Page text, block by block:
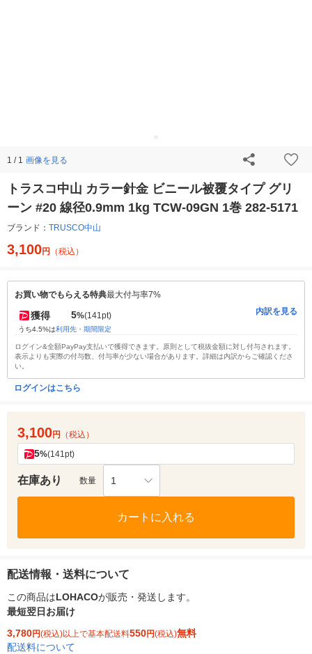
1 / 1 画像を見る
トラスコ中山 カラー針金 ビニール被覆タイプ グリ
ーン #20 線径0.9mm 1kg TCW-09GN 1巻 282-5171
ブランド： TRUSCO中山
3,100円 （税込）
お買い物でもらえる特典最大付与率7%
獲得 5%(141pt)
うち4.5%は利用先・期間限定
内訳を見る
ログイン&全額PayPay支払いで獲得できます。原則として税抜金額に対し付与されます。
表示よりも実際の付与数、付与率が少ない場合があります。詳細は内訳からご確認くださ
い。
ログインはこちら
3,100円 （税込）
5%(141pt)
在庫あり 数量 1
カートに入れる
配送情報・送料について
この商品はLOHACOが販売・発送します。
最短翌日お届け
3,780円(税込)以上で基本配送料550円(税込)無料
配送料について